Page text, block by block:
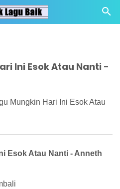
Ini Esok Atau Nanti -
Mungkin Hari Ini Esok Atau
Esok Atau Nanti - Anneth